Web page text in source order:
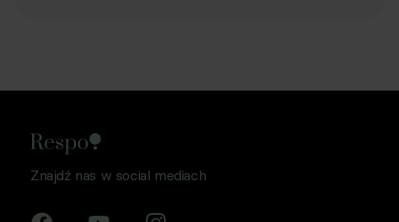
Znajdź nas w social mediach